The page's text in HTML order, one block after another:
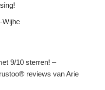
Wijhe
9/10 sterren! –
reviews van Arie